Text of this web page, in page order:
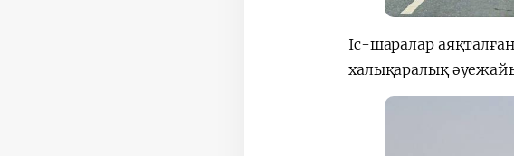
Іс-шаралар
халықаралық